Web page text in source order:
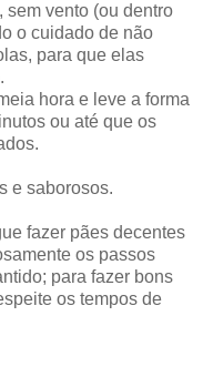
sem vento (ou dentro
o cuidado de não
para que elas
hora e leve a forma
ou até que os
e saborosos.
fazer pães decentes
os passos
para fazer bons
os tempos de